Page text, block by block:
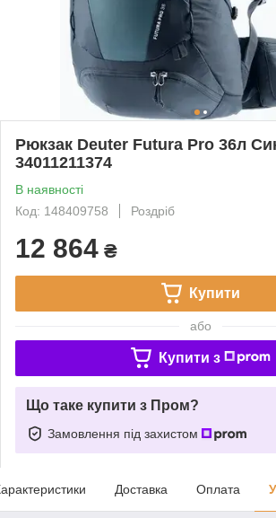
Рюкзак Deuter Futura Pro 36л
34011211374
В наявності
Код: 148409758
Роздріб
12 864 ₴
Купити
або
Купити з
Що таке купити з Пром?
Замовлення під захистом
Доставка Оплата